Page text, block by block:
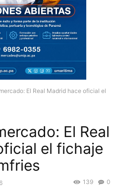
El Real Madrid hace oficial el
El Real
el fichaje
0
139